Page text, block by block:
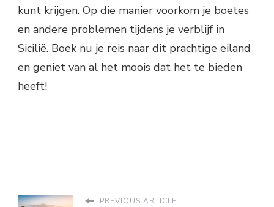
kunt krijgen. Op die manier voorkom je boetes
en andere problemen tijdens je verblijf in
Sicilië. Boek nu je reis naar dit prachtige eiland
en geniet van al het moois dat het te bieden
heeft!
PREVIOUS ARTICLE